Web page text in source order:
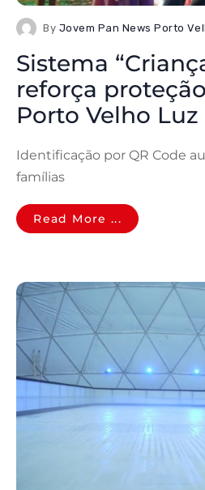
By Jovem Pan News Porto
Sistema
reforça
Porto Velho Luz
Identificação por QR Code
famílias
Read More ...